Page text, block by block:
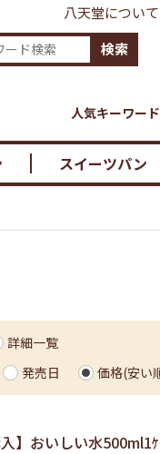
八天堂について
検索
人気キーワード
スイーツパン
詳細一覧
発売日 価格(安い
】おいしい水500ml1